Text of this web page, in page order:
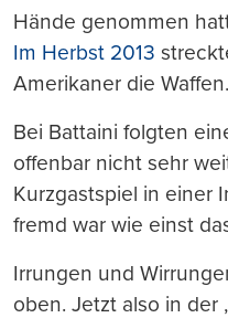
Hände genommen
Im Herbst 2013
Amerikaner die Waffen.
Bei Battaini folgten
offenbar nicht sehr
Kurzgastspiel in einer
fremd war wie einst
Irrungen und
oben. Jetzt also in der